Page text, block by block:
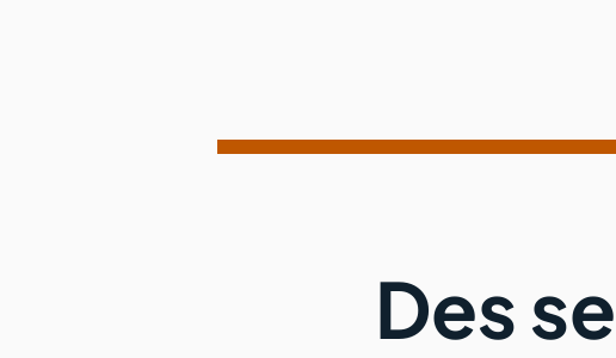
Des